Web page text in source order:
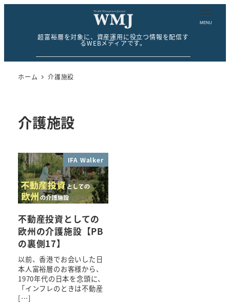
超富裕層を対象に、資産運用に役立つ情報を配信す
るWEBメディアです。
MENU
ホーム 介護施設
介護施設
IFA Walker
不動産投資としての
欧州の介護施設【PB
の裏側17】
以前、香港でお会いした日
本人富裕層のお客様から、
1970年代の日本を念頭に、
「インフレのときは不動産
[…]